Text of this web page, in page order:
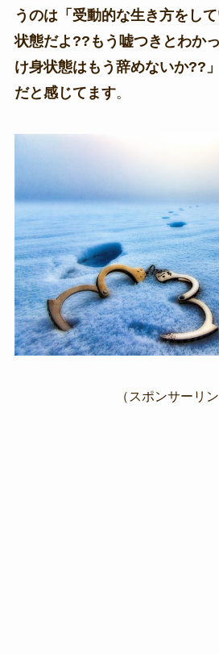
うのは「受動的な生き方をし
状態だよ??もう嘘つきとわか
け身状態はもう辞めないか??
だと感じてます。
（スポンサーリン